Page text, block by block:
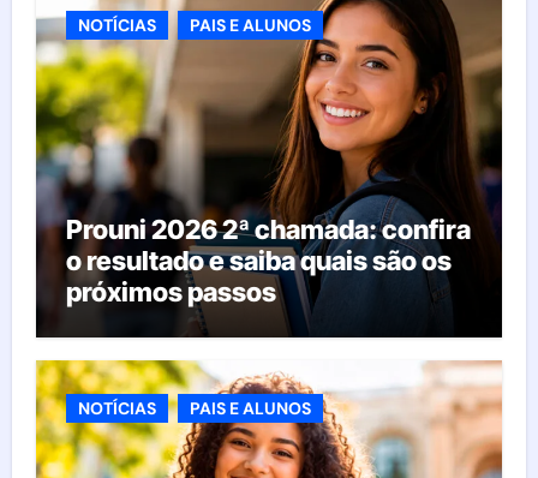
NOTÍCIAS PAIS E ALUNOS
Prouni 2026 2ª chamada: confira
o resultado e saiba quais são os
próximos passos
NOTÍCIAS PAIS E ALUNOS